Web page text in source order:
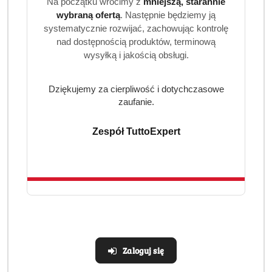
5 - <15% niejonowe środki powierzchniowo czynne,
konserwanty, sorbinian potasu.
Pomiń karuzelę produktów
Produkty
Polecane
Produkty
Podobne produkty
Realizacja: Strona, Social Media i Kampanie reklamowe |
Marketyzacja.pl
wybraną ofertą. Następnie będziemy ją
systematycznie rozwijać, zachowując kontrolę
nad dostępnością produktów, terminową
wysyłką i jakością obsługi.
Dziękujemy za cierpliwość i dotychczasowe
zaufanie.
Zespół TuttoExpert
Zaloguj się